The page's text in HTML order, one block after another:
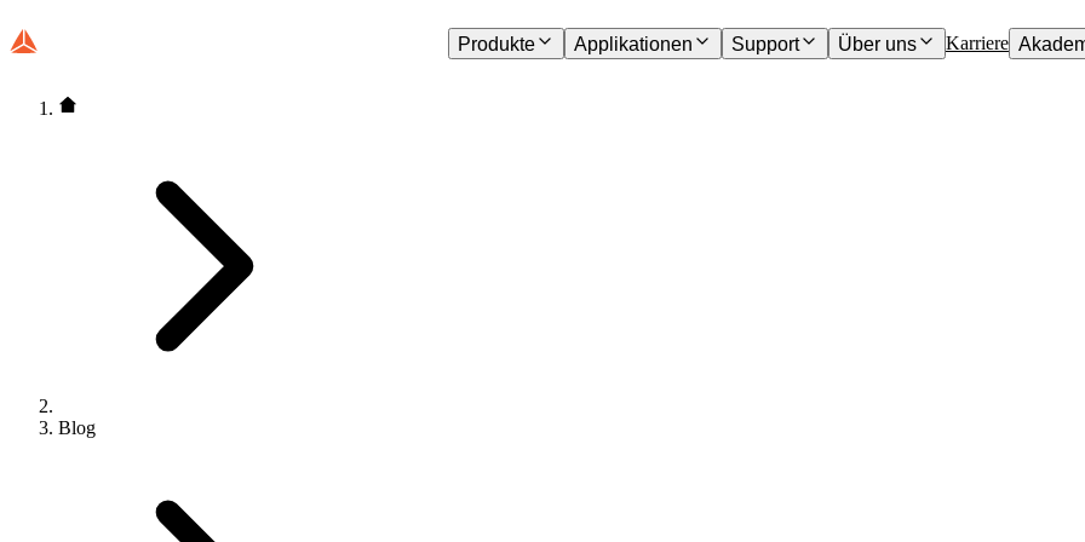
Produkte Applikationen Support Über uns Karriere
Blog